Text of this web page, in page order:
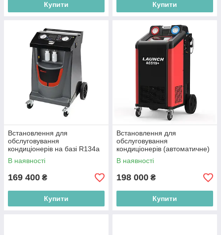
Купити Купити
Встановлення для
обслуговування
кондиціонерів на базі R134a
(автоматичне) ROBINAIR
SP00000155
В наявності
169 400 ₴
Купити
Встановлення для
обслуговування
кондиціонерів (автоматичне)
R134a або R1234yf LAUNCH
AC519PLUS
В наявності
198 000 ₴
Купити